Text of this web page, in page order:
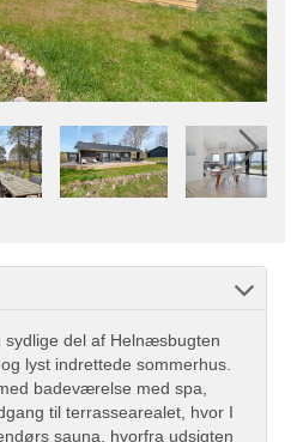
sydlige del af Helnæsbugten
lyst indrettede sommerhus.
badeværelse med spa,
til terrassearealet, hvor I
sauna, hvorfra udsigten